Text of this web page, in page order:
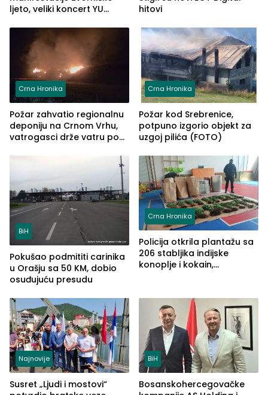
ljeto, veliki koncert YU
ove godine
hitovi
Crna Hronika
Požar zahvatio regionalnu
deponiju na Crnom Vrhu,
vatrogasci drže vatru pod
Crna Hronika
Požar kod Srebrenice,
potpuno izgorio objekt za
uzgoj pilića (FOTO)
BiH
Pokušao podmititi carinika
u Orašju sa 50 KM, dobio
osuđujuću presudu
Crna Hronika
Policija otkrila plantažu sa
206 stabljika indijske
konoplje i kokain,
Najnovije
Susret „Ljudi i mostovi“
BiH
Bosanskohercegovačke